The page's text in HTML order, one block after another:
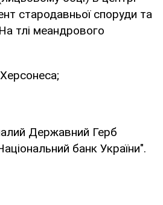
стародавньої споруди та
тлі меандрового
Державний Герб
банк України".